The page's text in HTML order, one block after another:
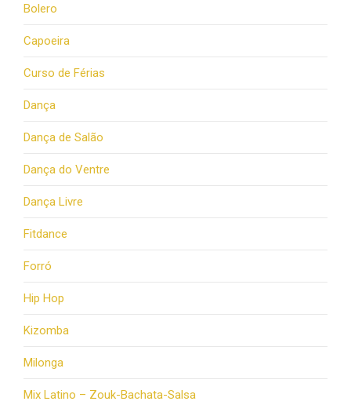
Bolero
Capoeira
Curso de Férias
Dança
Dança de Salão
Dança do Ventre
Dança Livre
Fitdance
Forró
Hip Hop
Kizomba
Milonga
Mix Latino – Zouk-Bachata-Salsa